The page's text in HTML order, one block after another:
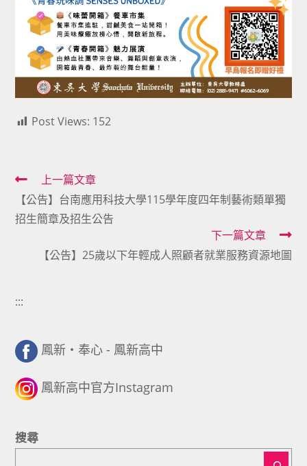
Post Views: 152
Read
more
articles
上一篇文章
【公告】台南應用科技大學115學年度四年制藝術類單獨
招生簡章及招生公告
下一篇文章
【公告】25歲以下年輕成人照顧者就業服務資源地圖
:::
鳳新・奉心 - 鳳新高中
鳳新高中官方Instagram
搜尋